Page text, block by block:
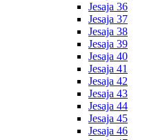
Jesaja 36
Jesaja 37
Jesaja 38
Jesaja 39
Jesaja 40
Jesaja 41
Jesaja 42
Jesaja 43
Jesaja 44
Jesaja 45
Jesaja 46